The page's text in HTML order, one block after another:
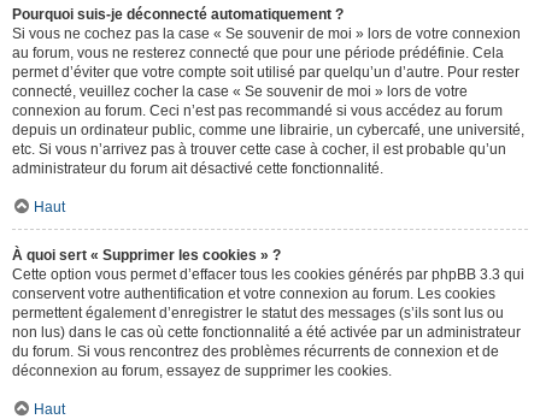
Pourquoi suis-je déconnecté automatiquement ?
Si vous ne cochez pas la case « Se souvenir de moi » lors de votre connexion
au forum, vous ne resterez connecté que pour une période prédéfinie. Cela
permet d’éviter que votre compte soit utilisé par quelqu’un d’autre. Pour rester
connecté, veuillez cocher la case « Se souvenir de moi » lors de votre
connexion au forum. Ceci n’est pas recommandé si vous accédez au forum
depuis un ordinateur public, comme une librairie, un cybercafé, une université,
etc. Si vous n’arrivez pas à trouver cette case à cocher, il est probable qu’un
administrateur du forum ait désactivé cette fonctionnalité.
Haut
À quoi sert « Supprimer les cookies » ?
Cette option vous permet d’effacer tous les cookies générés par phpBB 3.3 qui
conservent votre authentification et votre connexion au forum. Les cookies
permettent également d’enregistrer le statut des messages (s’ils sont lus ou
non lus) dans le cas où cette fonctionnalité a été activée par un administrateur
du forum. Si vous rencontrez des problèmes récurrents de connexion et de
déconnexion au forum, essayez de supprimer les cookies.
Haut